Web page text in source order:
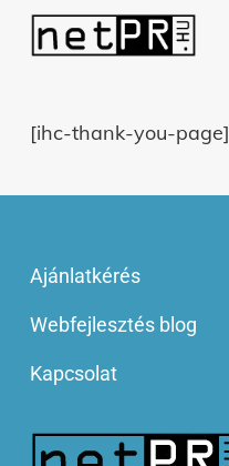
Skip
content[ihc-thank-you-page]
Ajánlatkérés
Webfejlesztés blog
Kapcsolat